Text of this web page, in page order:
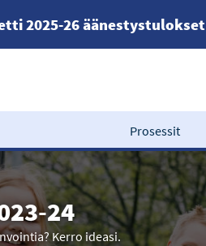
2025-26 äänestystulokset
Prosessit
24
Kerro ideasi.